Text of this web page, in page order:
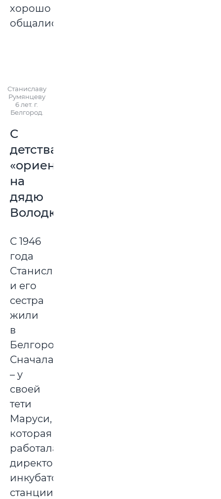
хорошо
общались.
Станиславу
Румянцеву
6 лет. г.
Белгород.
С
детства
«ориентировался
на
дядю
Володю»
С 1946
года
Станислав
и его
сестра
жили
в
Белгороде.
Сначала
– у
своей
тети
Маруси,
которая
работала
директором
инкубаторной
станции.